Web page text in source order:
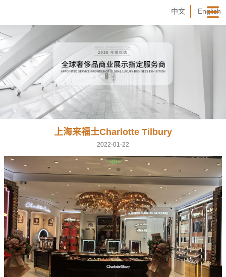
中文 English
上海来福士Charlotte Tilbury
2022-01-22